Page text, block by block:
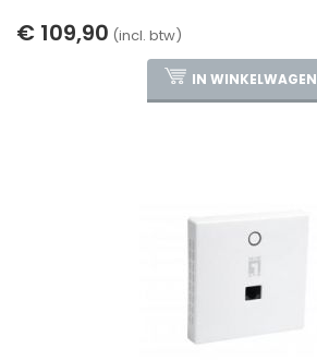
€ 109,90 (incl. btw)
IN WINKELWAGEN